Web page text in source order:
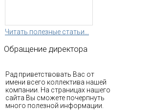
Читать полезные статьи...
Обращение директора
Рад приветствовать Вас от
имени всего коллектива нашей
компании. На страницах нашего
сайта Вы сможете почерпнуть
много полезной информации.